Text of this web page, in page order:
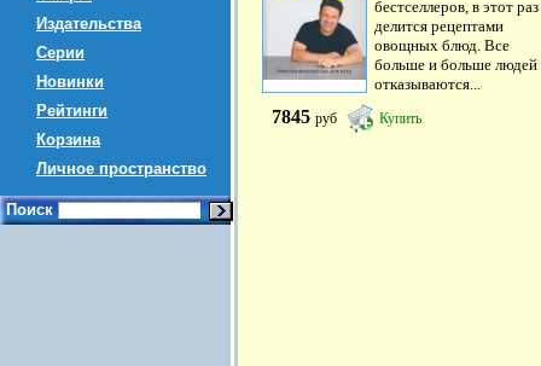
Издательства
Серии
Новинки
Рейтинги
Корзина
Личное пространство
Поиск
бестселлеров, в этот раз
делится рецептами
овощных блюд. Все
больше и больше людей
отказываются...
7845 руб Купить